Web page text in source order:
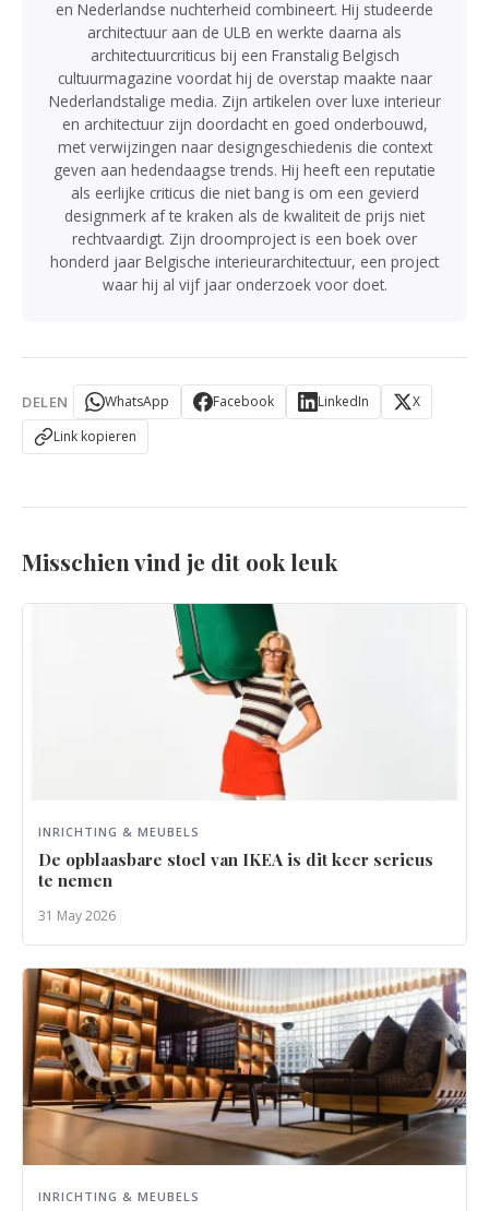
en Nederlandse nuchterheid combineert. Hij studeerde
architectuur aan de ULB en werkte daarna als
architectuurcriticus bij een Franstalig Belgisch
cultuurmagazine voordat hij de overstap maakte naar
Nederlandstalige media. Zijn artikelen over luxe interieur
en architectuur zijn doordacht en goed onderbouwd,
met verwijzingen naar designgeschiedenis die context
geven aan hedendaagse trends. Hij heeft een reputatie
als eerlijke criticus die niet bang is om een gevierd
designmerk af te kraken als de kwaliteit de prijs niet
rechtvaardigt. Zijn droomproject is een boek over
honderd jaar Belgische interieurarchitectuur, een project
waar hij al vijf jaar onderzoek voor doet.
DELEN WhatsApp Facebook LinkedIn
X
Link kopieren
Misschien vind je dit ook leuk
INRICHTING & MEUBELS
De opblaasbare stoel van IKEA is dit keer serieus
te nemen
31 May 2026
INRICHTING & MEUBELS